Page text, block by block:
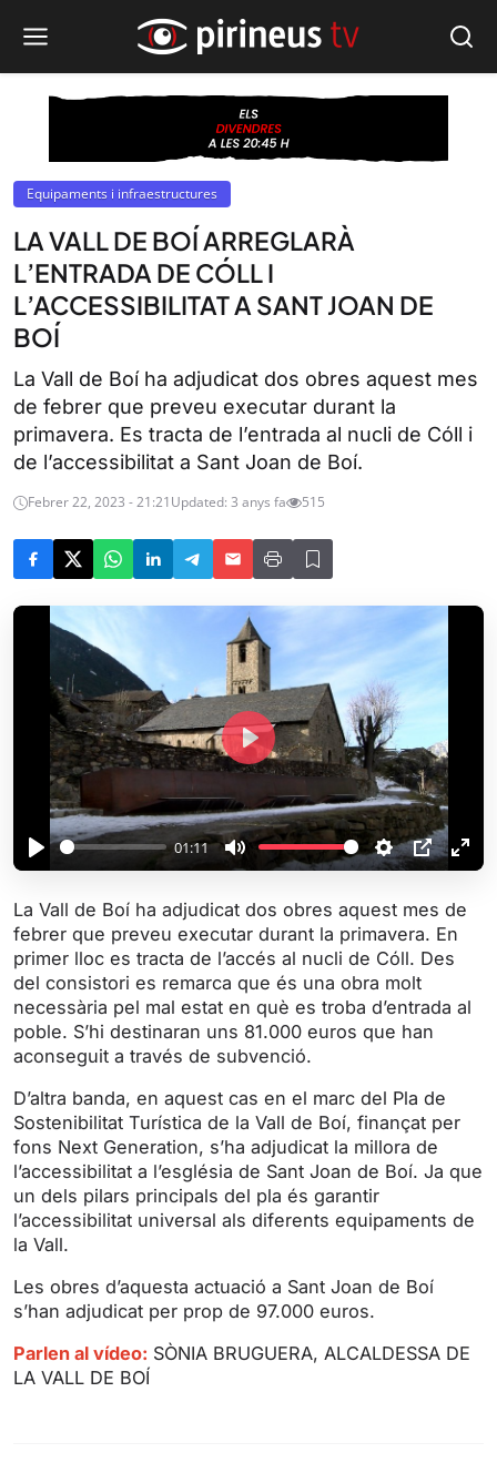
Equipaments i infraestructures
LA VALL DE BOÍ ARREGLARÀ
L’ENTRADA DE CÓLL I
L’ACCESSIBILITAT A SANT JOAN DE
BOÍ
La Vall de Boí ha adjudicat dos obres aquest mes
de febrer que preveu executar durant la
primavera. Es tracta de l’entrada al nucli de Cóll i
de l’accessibilitat a Sant Joan de Boí.
Febrer 22, 2023 - 21:21Updated: 3 anys fa 515
P
l
a
y
01:11
M
t
e
S
t
t
i
n
g
P
P
E
f
r
e
P
a
y
La Vall de Boí ha adjudicat dos obres aquest mes de
febrer que preveu executar durant la primavera. En
primer lloc es tracta de l’accés al nucli de Cóll. Des
del consistori es remarca que és una obra molt
necessària pel mal estat en què es troba d’entrada al
poble. S’hi destinaran uns 81.000 euros que han
aconseguit a través de subvenció.
D’altra banda, en aquest cas en el marc del Pla de
Sostenibilitat Turística de la Vall de Boí, finançat per
fons Next Generation, s’ha adjudicat la millora de
l’accessibilitat a l’església de Sant Joan de Boí. Ja que
un dels pilars principals del pla és garantir
l’accessibilitat universal als diferents equipaments de
la Vall.
Les obres d’aquesta actuació a Sant Joan de Boí
s’han adjudicat per prop de 97.000 euros.
Parlen al vídeo: SÒNIA BRUGUERA, ALCALDESSA DE
LA VALL DE BOÍ